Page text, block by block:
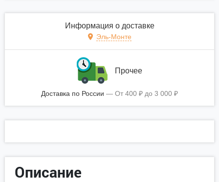
Информация о доставке
Эль-Монте
Прочее
Доставка по России От 400 ₽ до 3 000 ₽
Описание